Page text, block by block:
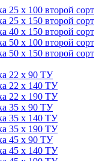
25 х 100 второй сорт
25 х 150 второй сорт
40 х 150 второй сорт
50 х 100 второй сорт
50 х 150 второй сорт
22 х 90 ТУ
22 х 140 ТУ
22 х 190 ТУ
35 х 90 ТУ
35 х 140 ТУ
35 х 190 ТУ
45 х 90 ТУ
45 х 140 ТУ